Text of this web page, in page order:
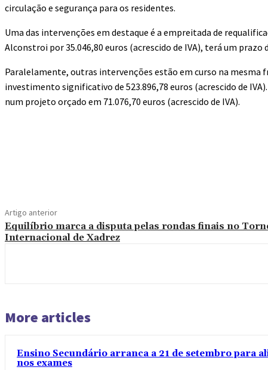
circulação e segurança para os residentes.
Uma das intervenções em destaque é a empreitada de
Alconstroi por 35.046,80 euros (acrescido de IVA), terá um prazo
Paralelamente, outras intervenções estão em curso na mesma
investimento significativo de 523.896,78 euros (acrescido de
num projeto orçado em 71.076,70 euros (acrescido de IVA).
Artigo anterior
Equilíbrio marca a disputa pelas rondas finais no
Internacional de Xadrez
More articles
Ensino Secundário arranca a 21 de setembro para
nos exames